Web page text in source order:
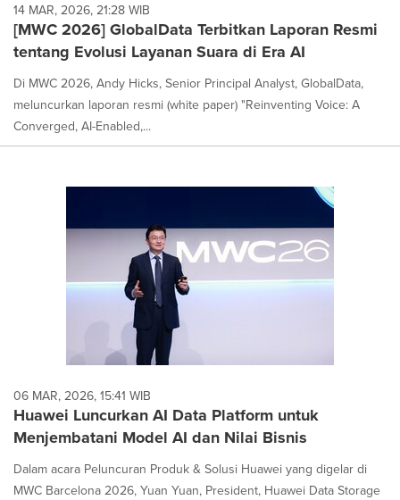
14 MAR, 2026, 21:28 WIB
[MWC 2026] GlobalData Terbitkan Laporan Resmi
tentang Evolusi Layanan Suara di Era AI
Di MWC 2026, Andy Hicks, Senior Principal Analyst, GlobalData,
meluncurkan laporan resmi (white paper) "Reinventing Voice: A
Converged, AI-Enabled,...
06 MAR, 2026, 15:41 WIB
Huawei Luncurkan AI Data Platform untuk
Menjembatani Model AI dan Nilai Bisnis
Dalam acara Peluncuran Produk & Solusi Huawei yang digelar di
MWC Barcelona 2026, Yuan Yuan, President, Huawei Data Storage